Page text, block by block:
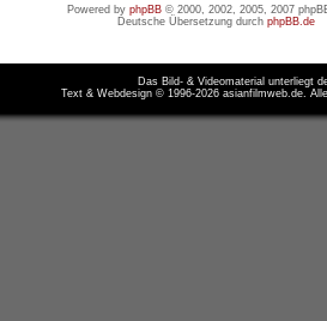
Powered by phpBB © 2000, 2002, 2005, 2007
Deutsche Übersetzung durch phpBB.de
Das Bild- & Videomaterial unterliegt
Text & Webdesign © 1996-2026 asianfilmweb.de.